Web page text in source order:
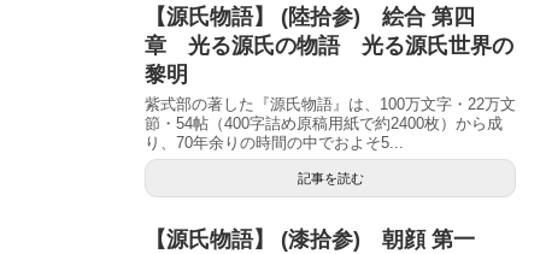
【源氏物語】 (陸拾参) 絵合 第四
章 光る源氏の物語 光る源氏世界の
黎明
紫式部の著した『源氏物語』は、100万文字・22万文
節・54帖（400字詰め原稿用紙で約2400枚）から成
り、70年余りの時間の中でおよそ5...
記事を読む
【源氏物語】 (漆拾参) 朝顔 第一